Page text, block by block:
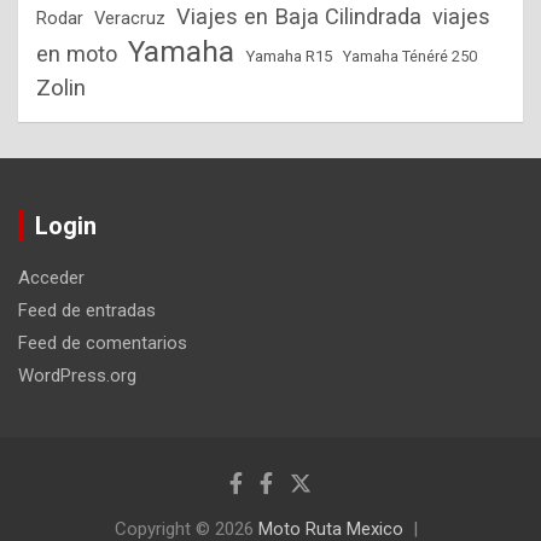
Rodar Veracruz Viajes en Baja Cilindrada viajes
en moto Yamaha Yamaha R15 Yamaha Ténéré 250
Zolin
Login
Acceder
Feed de entradas
Feed de comentarios
WordPress.org
Copyright © 2026 Moto Ruta Mexico